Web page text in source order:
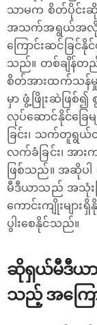
သာမက စိတ်ပိုင်းဆို
အသက်အရွယ်အလိုက်
ကြောင်းဆင်ခြင်နိုင်
သည်။ တစ်ချိန်တည်
စိတ်အားထက်သန်မှုကို
မှာ ဖွံ့ဖြိုးဆဲဖြစ်
လုပ်ဆောင်နိုင်ခြ
ခြင်း၊ သက်တူရွ
လက်ခံခြင်း၊ အာ
ဖြစ်သည်။ အဆိုပ
မီဒီယာသည် အသုံး
ကောင်းကျိုးမျာ
ပွါးစေနိုင်သည်။
ဆိုရှယ်မီဒီယာ
သည့် အကြော